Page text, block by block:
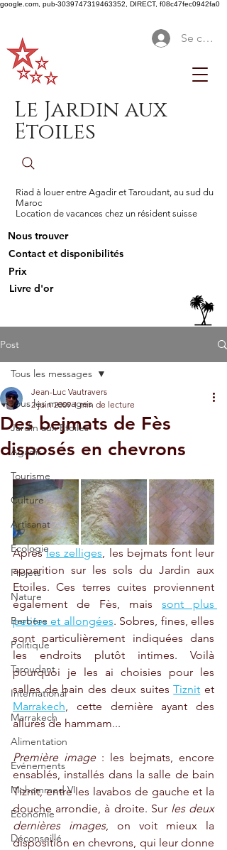
google.com, pub-3039747319463352, DIRECT, f08c47fec0942fa0
Se
Le Jardin aux
Etoiles
Riad à louer entre Agadir et Taroudant, au sud du
Maroc
Location de vacances chez un résident suisse
Nous trouver
Contact et disponibilités
Prix
Livre d'or
Post
Tous les messages
Jardin aux Etoiles
Agadir
Tourisme
Culture
Artisanat
Ecologie
Projets
Nature
Berbère
Politique
Taroudant
International
Marrakech
Alimentation
Evénements
Mohammed VI
Economie
Déconseillé
Tous les messages
Des bejmats de Fès
disposés en chevrons
Jean-Luc Vautravers
2 juin 2009 1 min de lecture
Après les zelliges, les bejmats font leur
apparition sur les sols du Jardin aux
Etoiles. Ces terres cuites proviennent
également de Fès, mais sont plus
petites et allongées. Sobres, fines, elles
sont particulièrement indiquées dans
les endroits plutôt intimes. Voilà
pourquoi je les ai choisies pour les
salles de bain des deux suites Tiznit
Marrakech, cette dernière ayant des
allures de hammam...
Première image : les bejmats, encore
ensablés, installés dans la salle de bain
Tiznit, entre les lavabos de gauche et la
douche arrondie, à droite. Sur les deux
dernières images, on voit mieux la
disposition en chevrons, qui leur donne